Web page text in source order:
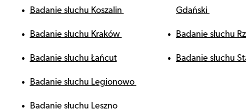
Badanie słuchu Koszalin
Badanie słuchu Kraków
Badanie słuchu Łańcut
Badanie słuchu Legionowo
Badanie słuchu Leszno
Gdański
Badanie słuchu
Badanie słuchu